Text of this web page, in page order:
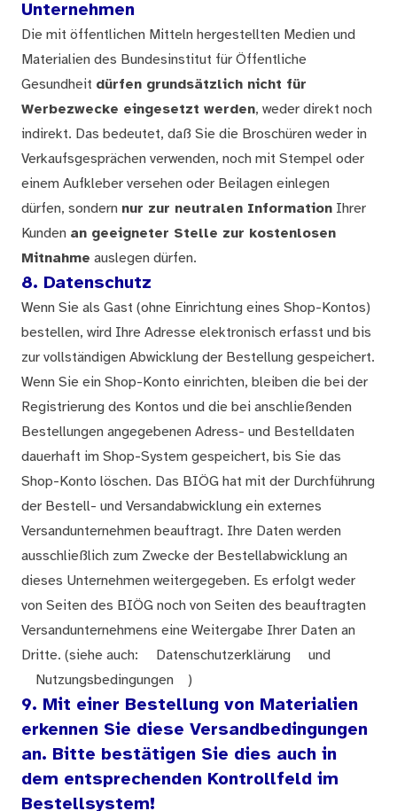
Unternehmen
Die mit öffentlichen Mitteln hergestellten Medien und
Materialien des Bundesinstitut für Öffentliche
Gesundheit dürfen grundsätzlich nicht für
Werbezwecke eingesetzt werden, weder direkt noch
indirekt. Das bedeutet, daß Sie die Broschüren weder in
Verkaufsgesprächen verwenden, noch mit Stempel oder
einem Aufkleber versehen oder Beilagen einlegen
dürfen, sondern nur zur neutralen Information Ihrer
Kunden an geeigneter Stelle zur kostenlosen
Mitnahme auslegen dürfen.
8. Datenschutz
Wenn Sie als Gast (ohne Einrichtung eines Shop-Kontos)
bestellen, wird Ihre Adresse elektronisch erfasst und bis
zur vollständigen Abwicklung der Bestellung gespeichert.
Wenn Sie ein Shop-Konto einrichten, bleiben die bei der
Registrierung des Kontos und die bei anschließenden
Bestellungen angegebenen Adress- und Bestelldaten
dauerhaft im Shop-System gespeichert, bis Sie das
Shop-Konto löschen. Das BIÖG hat mit der Durchführung
der Bestell- und Versandabwicklung ein externes
Versandunternehmen beauftragt. Ihre Daten werden
ausschließlich zum Zwecke der Bestellabwicklung an
dieses Unternehmen weitergegeben. Es erfolgt weder
von Seiten des BIÖG noch von Seiten des beauftragten
Versandunternehmens eine Weitergabe Ihrer Daten an
Dritte. (siehe auch:
Datenschutzerklärung
und
Nutzungsbedingungen
)
9. Mit einer Bestellung von Materialien
erkennen Sie diese Versandbedingungen
an. Bitte bestätigen Sie dies auch in
dem entsprechenden Kontrollfeld im
Bestellsystem!